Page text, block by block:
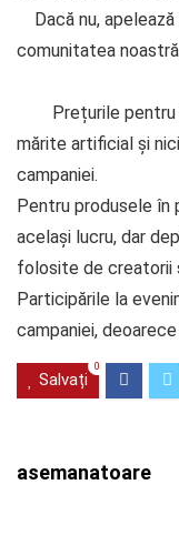
Dacă nu,
comunitatea
Prețurile
mărite artificial și
campaniei.
Pentru produsele în
același lucru, dar
folosite de creatorii
Participările la
campaniei,
Salvați
0
asemanatoare